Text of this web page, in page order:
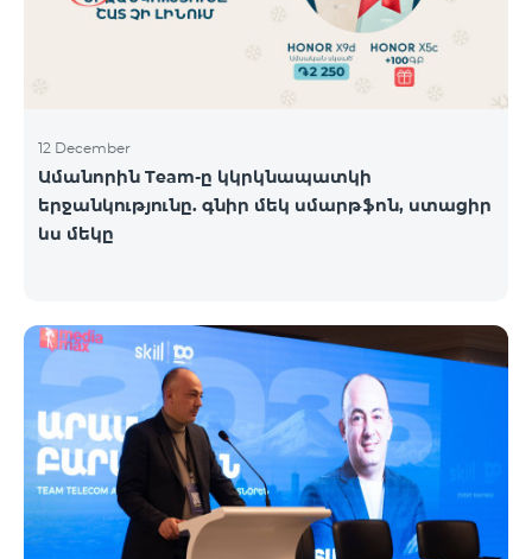
12 December
Ամանորին Team-ը կկրկնապատկի
երջանկությունը. գնիր մեկ սմարթֆոն, ստացիր
ևս մեկը